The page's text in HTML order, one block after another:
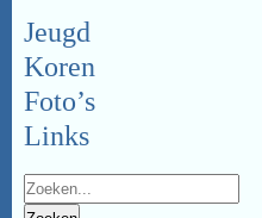
Jeugd
Koren
Foto’s
Links